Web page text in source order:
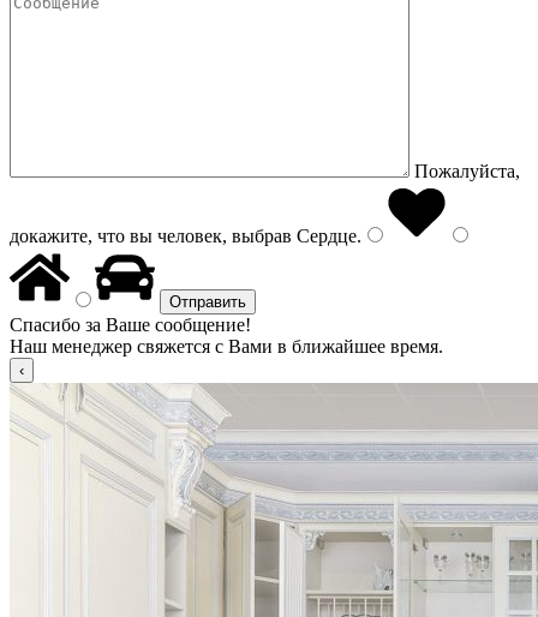
Пожалуйста,
докажите, что вы человек, выбрав Сердце.
Спасибо за Ваше сообщение!
Наш менеджер свяжется с Вами в ближайшее время.